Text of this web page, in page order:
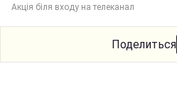
Акція біля входу на телеканал
Поделиться